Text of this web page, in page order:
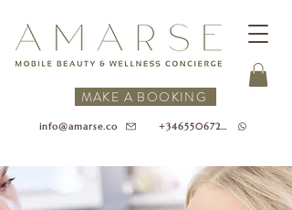
info@amarse.co +34655067218
MAKE A BOOKING